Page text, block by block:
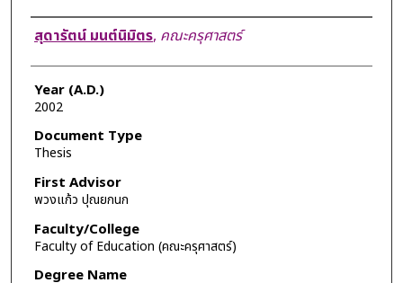
Author
สุดารัตน์ มนต์นิมิตร, คณะครุศาสตร์
Year (A.D.)
2002
Document Type
Thesis
First Advisor
พวงแก้ว ปุณยกนก
Faculty/College
Faculty of Education (คณะครุศาสตร์)
Degree Name